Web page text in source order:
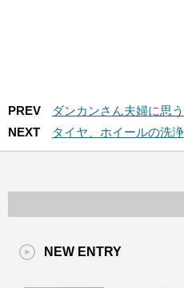
PREV
ダンカンさん夫婦に思
NEXT
タイヤ、ホイールの洗浄
NEW ENTRY